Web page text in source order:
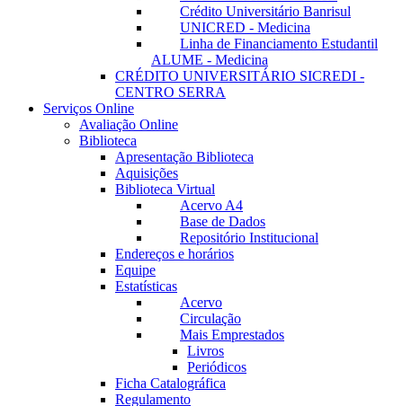
Crédito Universitário Banrisul
UNICRED - Medicina
Linha de Financiamento Estudantil
ALUME - Medicina
CRÉDITO UNIVERSITÁRIO SICREDI -
CENTRO SERRA
Serviços Online
Avaliação Online
Biblioteca
Apresentação Biblioteca
Aquisições
Biblioteca Virtual
Acervo A4
Base de Dados
Repositório Institucional
Endereços e horários
Equipe
Estatísticas
Acervo
Circulação
Mais Emprestados
Livros
Periódicos
Ficha Catalográfica
Regulamento